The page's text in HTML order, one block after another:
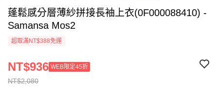
蓬鬆感分層薄紗拼接長袖上衣(0F000088410) -
Samansa Mos2
超取滿NT$388免運
NT$2,080
NT$936 WEB限定45折